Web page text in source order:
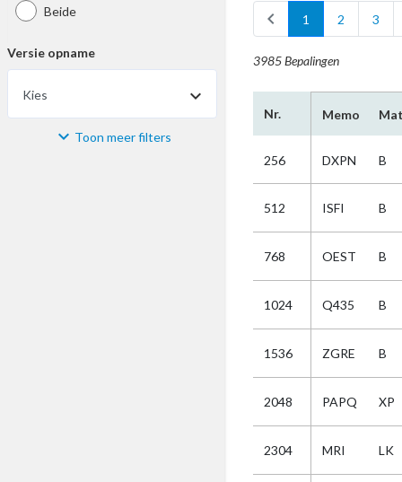
Beide
Versie opname
Kies
Materiaal Toon meer filters
chevron_left 1 2 3
3985 Bepalingen
Nr. Memo
256 DXPN B
512 ISFI B
768 OEST B
1024 Q435 B
1536 ZGRE B
2048 PAPQ XP
2304 MRI LK